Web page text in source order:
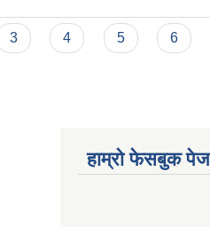
3 4 5 6
हाम्रो फेसबुक पेज